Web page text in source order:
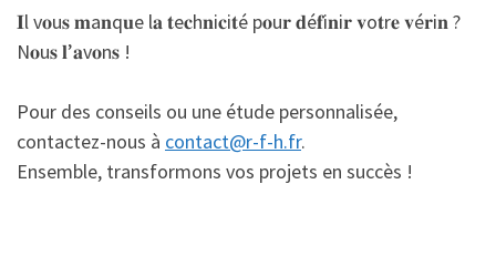
𝐈l v𝐨u𝐬 𝐦a𝐧q𝐮e l𝐚 𝐭e𝐜h𝐧i𝐜i𝐭é p𝐨u𝐫 𝐝é𝐟i𝐧i𝐫 𝐯o𝐭r𝐞 𝐯é𝐫i𝐧 ?
N𝐨u𝐬 𝐥’𝐚v𝐨n𝐬 !
Pour des conseils ou une étude personnalisée,
contactez-nous à contact@r-f-h.fr.
Ensemble, transformons vos projets en succès !